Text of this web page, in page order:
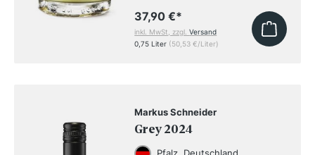
37,90 €*
inkl. MwSt, zzgl.Versand
0,75 Liter (50,53 €/Liter)
Markus Schneider
Grey 2024